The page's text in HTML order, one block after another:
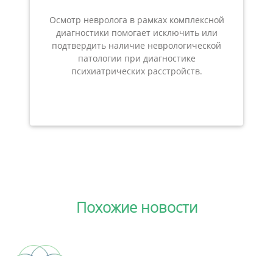
Осмотр невролога в рамках комплексной
диагностики помогает исключить или
подтвердить наличие неврологической
патологии при диагностике
психиатрических расстройств.
Похожие новости